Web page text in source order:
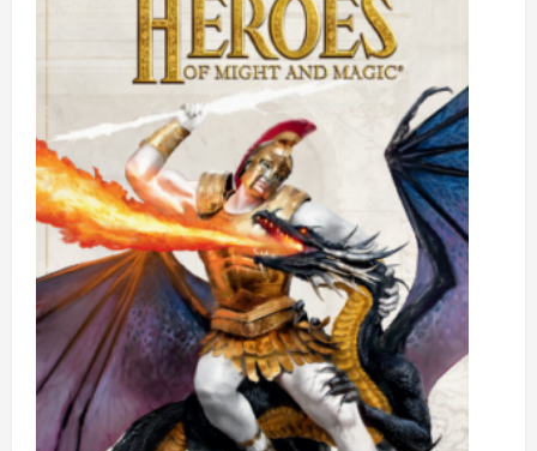
Tolkien
prywatny,
Tolkien
zawodowy